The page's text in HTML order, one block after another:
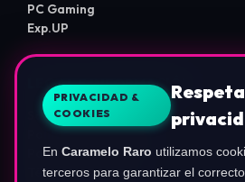
PC Gaming
Exp.UP
LEGAL E INFORMACIÓN
Sobre Nosotros
Política de Privacidad
Política de Cookies
Términos de Uso
PRIVACIDAD &
COOKIES
En Caramelo Raro utilizamos
terceros para garantizar el